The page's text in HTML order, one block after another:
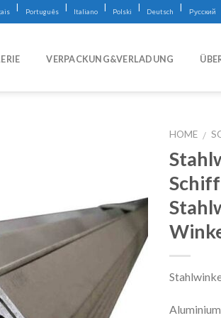
| Português | Italiano | Polski | Deutsch | Русский
VERPACKUNG&VERLADUNG
HOME /